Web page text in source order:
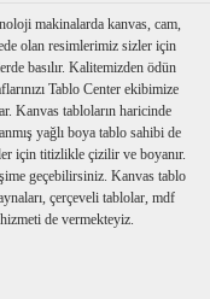
makinalarda kanvas, cam,
olan resimlerimiz sizler için
basılır. Kalitemizden ödün
Tablo Center ekibimize
Kanvas tabloların haricinde
yağlı boya tablo sahibi de
için titizlikle çizilir ve boyanır.
geçebilirsiniz. Kanvas tablo
çerçeveli tablolar, mdf
de vermekteyiz.